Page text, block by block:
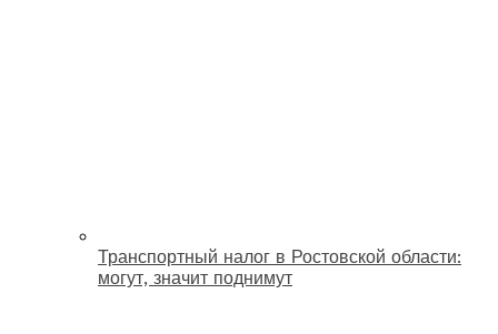
Транспортный налог в Ростовской области:
могут, значит поднимут